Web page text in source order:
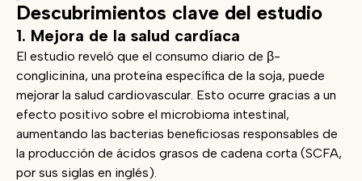
Descubrimientos clave del estudio
1. Mejora de la salud cardíaca
El estudio reveló que el consumo diario de β-
conglicinina, una proteína específica de la soja, puede
mejorar la salud cardiovascular. Esto ocurre gracias a un
efecto positivo sobre el microbioma intestinal,
aumentando las bacterias beneficiosas responsables de
la producción de ácidos grasos de cadena corta (SCFA,
por sus siglas en inglés).